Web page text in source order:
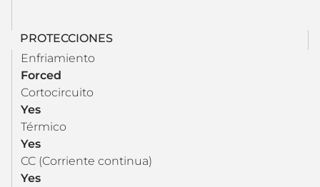
PROTECCIONES
Enfriamiento
Forced
Cortocircuito
Yes
Térmico
Yes
CC (Corriente continua)
Yes